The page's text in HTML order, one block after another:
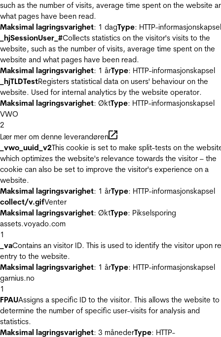
such as the number of visits, average time spent on the website
what pages have been read.
Maksimal lagringsvarighet: 1 dagType: HTTP-informasjonskapsel
_hjSessionUser_#Collects statistics on the visitor's visits to the
website, such as the number of visits, average time spent on the
website and what pages have been read.
Maksimal lagringsvarighet: 1 årType: HTTP-informasjonskapsel
_hjTLDTestRegisters statistical data on users' behaviour on the
website. Used for internal analytics by the website operator.
Maksimal lagringsvarighet: ØktType: HTTP-informasjonskapsel
VWO
2
Lær mer om denne leverandøren
_vwo_uuid_v2This cookie is set to make split-tests on the
which optimizes the website's relevance towards the visitor – the
cookie can also be set to improve the visitor's experience on a
website.
Maksimal lagringsvarighet: 1 årType: HTTP-informasjonskapsel
collect/v.gifVenter
Maksimal lagringsvarighet: ØktType: Pikselsporing
assets.voyado.com
1
_vaContains an visitor ID. This is used to identify the visitor upon
entry to the website.
Maksimal lagringsvarighet: 1 årType: HTTP-informasjonskapsel
garnius.no
1
FPAUAssigns a specific ID to the visitor. This allows the website to
determine the number of specific user-visits for analysis and
statistics.
Maksimal lagringsvarighet: 3 månederType: HTTP-